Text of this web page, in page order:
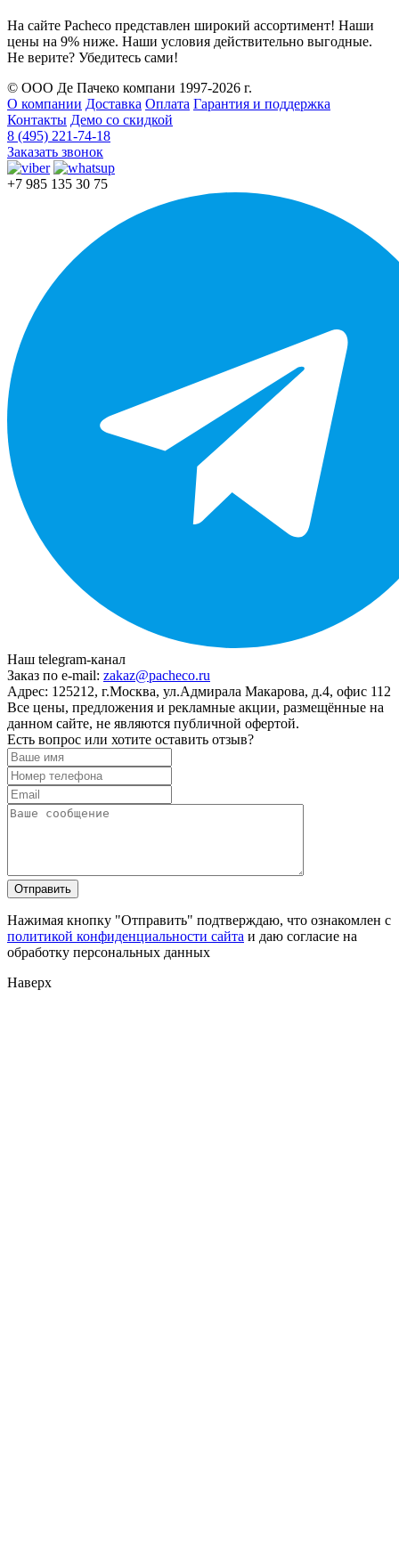
На сайте Pacheco представлен широкий ассортимент! Наши
цены на 9% ниже. Наши условия действительно выгодные.
Не верите? Убедитесь сами!
© ООО Де Пачеко компани 1997-2026 г.
О компании Доставка Оплата Гарантия и поддержка
Контакты Демо со скидкой
8 (495) 221-74-18
Заказать звонок
+7 985 135 30 75
Наш telegram-канал
Заказ по e-mail: zakaz@pacheco.ru
Адрес: 125212, г.Москва, ул.Адмирала Макарова, д.4, офис 112
Все цены, предложения и рекламные акции, размещённые на
данном сайте, не являются публичной офертой.
Есть вопрос или хотите оставить отзыв?
Нажимая кнопку "Отправить" подтверждаю, что ознакомлен с
политикой конфиденциальности сайта и даю согласие на
обработку персональных данных
Наверх